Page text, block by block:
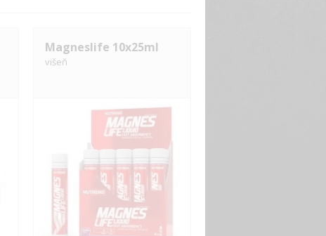
Magneslife 10x25ml
višeň